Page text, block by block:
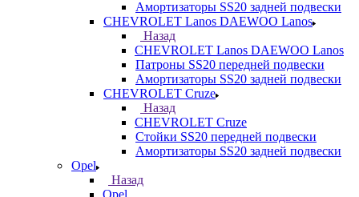
Амортизаторы SS20 задней подвески
CHEVROLET Lanos DAEWOO Lanos
Назад
CHEVROLET Lanos DAEWOO Lanos
Патроны SS20 передней подвески
Амортизаторы SS20 задней подвески
CHEVROLET Cruze
Назад
CHEVROLET Cruze
Стойки SS20 передней подвески
Амортизаторы SS20 задней подвески
Opel
Назад
Opel